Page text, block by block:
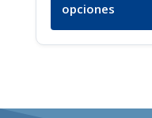
opciones